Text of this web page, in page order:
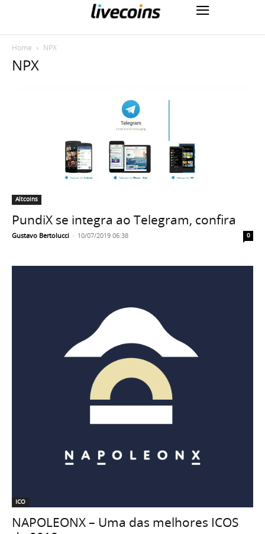
Home NPX
NPX
Altcoins
PundiX se integra ao Telegram, confira
Gustavo Bertolucci - 10/07/2019 06:38 0
ICO
NAPOLEONX – Uma das melhores ICOS